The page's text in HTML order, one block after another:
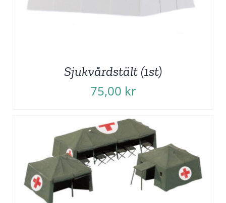
Sjukvårdstält (1st)
75,00 kr